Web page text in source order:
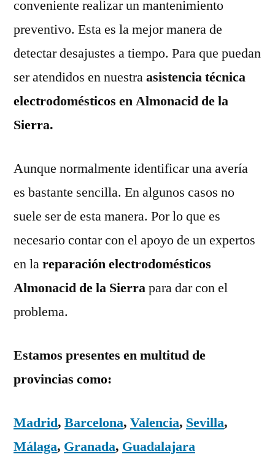
conveniente realizar un mantenimiento
preventivo. Esta es la mejor manera de
detectar desajustes a tiempo. Para que puedan
ser atendidos en nuestraasistencia técnica
electrodomésticos en Almonacid de la
Sierra.
Aunque normalmente identificar una avería
es bastante sencilla. En algunos casos no
suele ser de esta manera. Por lo que es
necesario contar con el apoyo de un expertos
en lareparación electrodomésticos
Almonacid de la Sierrapara dar con el
problema.
Estamos presentes en multitud de
provincias como:
Madrid, Barcelona, Valencia, Sevilla,
Málaga, Granada, Guadalajara